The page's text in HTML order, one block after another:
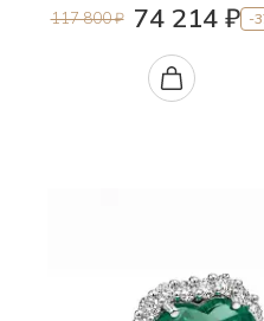
117 800 ₽ 74 214 ₽ -